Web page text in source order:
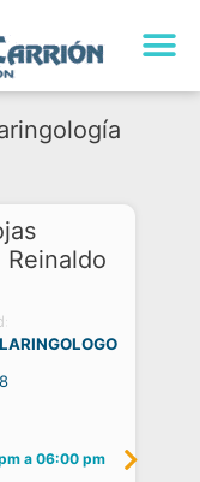
Reinaldo
a 06:00 pm